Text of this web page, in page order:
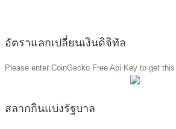
อัตราแลกเปลี่ยนเงินดิจิทัล
Please enter CoinGecko Free Api Key to get
สลากกินแบ่งรัฐบาล